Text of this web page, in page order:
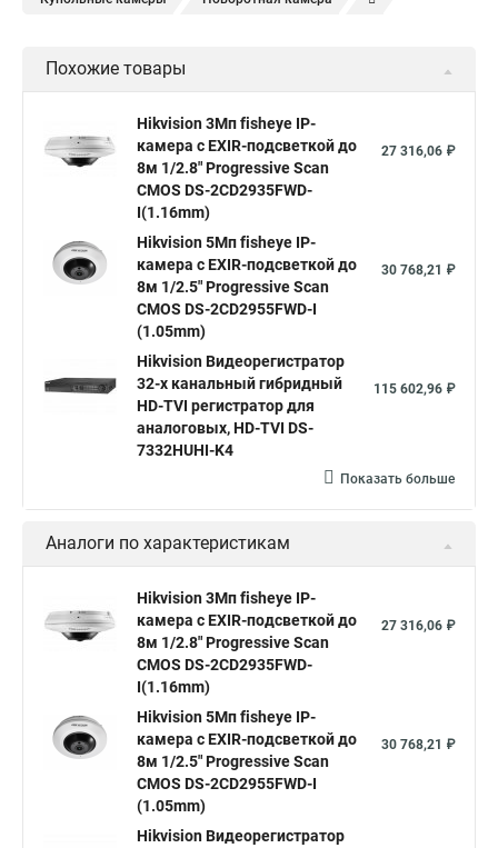
Камера видеонаблюдения hikvision
Hikvision купить Hikvision уличная ip камера
Hikvision poe
Hikvision 2 8 mm Hikvision camera Hikvision 2cd1148 i b
Видеонаблюдение Ip видеокамеры
Hikvision 2cd2142fwd
Hikvision ds 2cd1148 hikvision ds 2cd1148 i b
hikvision ds 2cd2042wd i Видеокамера hikvision
Видеокамеры hikvision ds
Камера Hikvision ds 2ce16d8t
Видеокамера hikvision hiwatch
Камера Hikvision ds 2cd2442fwd
Уличная камера Hikvision ip camera
Hikvision поворотная камера Hikvision купольная
Нikvision микрофон Hikvision поворотная
Hikvision порты
Похожие товары
Hikvision 3Мп fisheye IP-
камера c EXIR-подсветкой до
8м 1/2.8" Progressive Scan
CMOS DS-2CD2935FWD-
I(1.16mm)
27 316,06 ₽
Hikvision 5Мп fisheye IP-
камера c EXIR-подсветкой до
8м 1/2.5" Progressive Scan
CMOS DS-2CD2955FWD-I
(1.05mm)
30 768,21 ₽
Hikvision Видеорегистратор
32-х канальный гибридный
HD-TVI регистратор для
аналоговых, HD-TVI DS-
7332HUHI-K4
115 602,96 ₽
Показать больше
Аналоги по характеристикам
Hikvision 3Мп fisheye IP-
камера c EXIR-подсветкой до
8м 1/2.8" Progressive Scan
CMOS DS-2CD2935FWD-
I(1.16mm)
27 316,06 ₽
Hikvision 5Мп fisheye IP-
камера c EXIR-подсветкой до
8м 1/2.5" Progressive Scan
CMOS DS-2CD2955FWD-I
(1.05mm)
30 768,21 ₽
Hikvision Видеорегистратор